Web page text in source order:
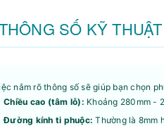
SỐ KỸ
nắm rõ thông số sẽ giúp bạn chọn
Chiều cao (tâm lỗ): Khoảng 280mm -
Đường kính ti phuộc: Thường là 8mm